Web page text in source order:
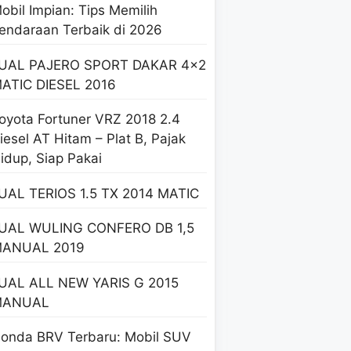
Impian: Tips Memilih
Terbaik di 2026
PAJERO SPORT DAKAR 4×2
DIESEL 2016
Fortuner VRZ 2018 2.4
AT Hitam – Plat B, Pajak
Siap Pakai
TERIOS 1.5 TX 2014 MATIC
WULING CONFERO DB 1,5
2019
ALL NEW YARIS G 2015
BRV Terbaru: Mobil SUV